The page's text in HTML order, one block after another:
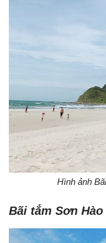
Hình ảnh
Bãi tắm Sơn Hào